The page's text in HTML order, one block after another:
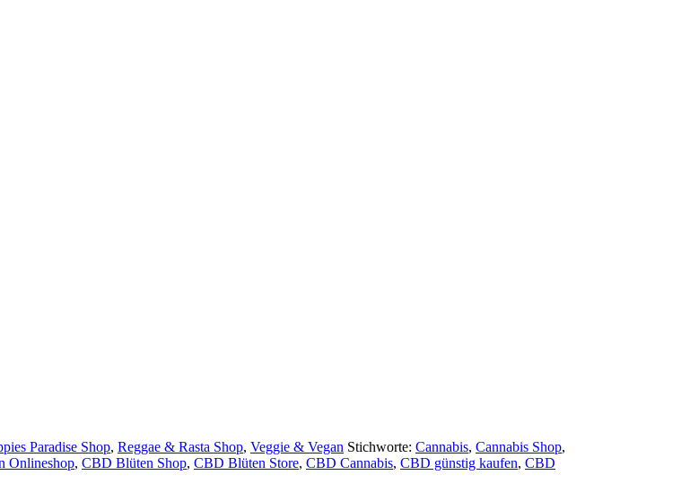
Paradise Shop, Reggae & Rasta Shop, Veggie & Vegan Stichworte: Cannabis, Cannabis Shop,
Onlineshop, CBD Blüten Shop, CBD Blüten Store, CBD Cannabis, CBD günstig kaufen, CBD